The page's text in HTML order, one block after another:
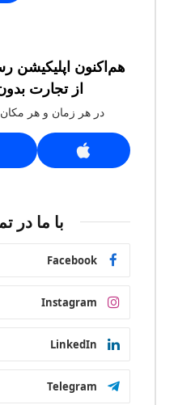
هم‌اکنون اپلیکیشن
از تجارت
در هر زمان و هر مکان
با ما در
Facebook
Instagram
LinkedIn
Telegram